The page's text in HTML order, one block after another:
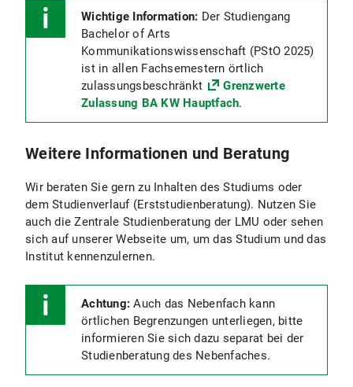
Wichtige Information: Der Studiengang
Bachelor of Arts
Kommunikationswissenschaft (PStO 2025)
ist in allen Fachsemestern örtlich
zulassungsbeschränkt
Grenzwerte
Zulassung BA KW Hauptfach.
Weitere Informationen und Beratung
Wir beraten Sie gern zu Inhalten des Studiums oder
dem Studienverlauf (Erststudienberatung). Nutzen Sie
auch die Zentrale Studienberatung der LMU oder sehen
sich auf unserer Webseite um, um das Studium und das
Institut kennenzulernen.
Achtung: Auch das Nebenfach kann
örtlichen Begrenzungen unterliegen, bitte
informieren Sie sich dazu separat bei der
Studienberatung des Nebenfaches.